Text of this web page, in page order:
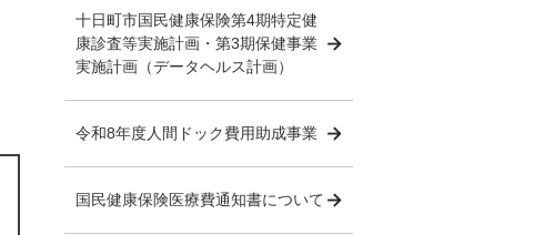
十日町市国民健康保険第4期特定健
康診査等実施計画・第3期保健事業
実施計画（データヘルス計画）
令和8年度人間ドック費用助成事業
国民健康保険医療費通知書について